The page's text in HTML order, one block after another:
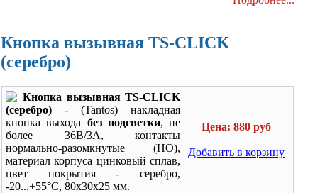
Кнопка вызывная TS-CLICK
(серебро)
Кнопка вызывная TS-CLICK
(серебро) - (Tantos) накладная
кнопка выхода без подсветки, не
более 36В/3А, контакты
нормально-разомкнутые (НО),
материал корпуса цинковый сплав,
цвет покрытия - серебро,
-20...+55°C, 80х30х25 мм.
Цена: 880 руб
Добавить в корзину